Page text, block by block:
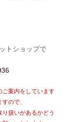
トショップで
案内をしています
ので、
扱いがあるかどう